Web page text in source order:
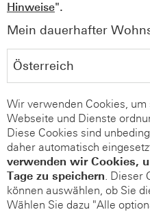
Hinweise".
Mein dauerhafter
Wir verwenden Cookies,
Webseite und Dienste
Diese Cookies sind
daher automatisch
verwenden wir Cookies,
Tage zu speichern. Dieser
können auswählen, ob Sie
Wählen Sie dazu "Alle